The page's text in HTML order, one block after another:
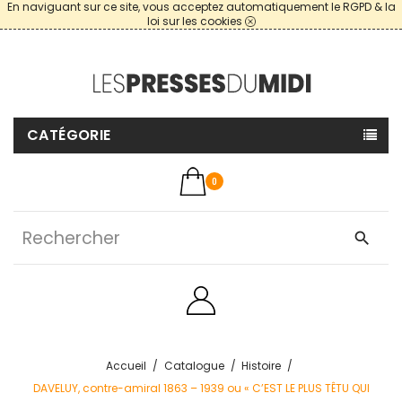
En naviguant sur ce site, vous acceptez automatiquement le RGPD & la
loi sur les cookies
CATÉGORIE
0
search
Accueil Catalogue
Histoire
DAVELUY, contre-amiral 1863 – 1939 ou « C’EST LE PLUS TÊTU QUI